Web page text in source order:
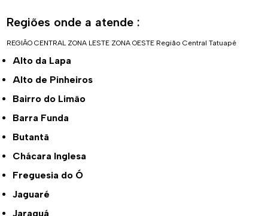
Regiões onde a atende :
REGIÃO CENTRAL ZONA LESTE ZONA OESTE Região Central Tatuapé
Alto da Lapa
Alto de Pinheiros
Bairro do Limão
Barra Funda
Butantã
Chácara Inglesa
Freguesia do Ó
Jaguaré
Jaraguá